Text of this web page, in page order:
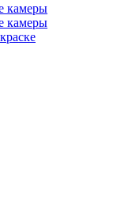
камеры
камеры